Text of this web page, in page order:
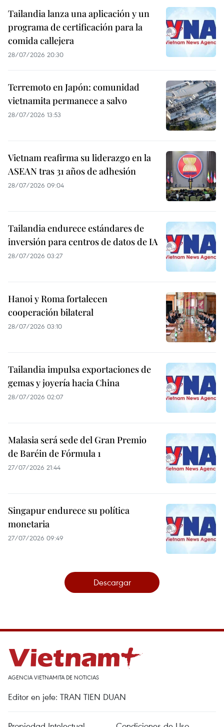
Tailandia lanza una aplicación y un
programa de certificación para la
comida callejera
28/07/2026 20:30
Terremoto en Japón: comunidad
vietnamita permanece a salvo
28/07/2026 13:53
Vietnam reafirma su liderazgo en la
ASEAN tras 31 años de adhesión
28/07/2026 09:04
Tailandia endurece estándares de
inversión para centros de datos de IA
28/07/2026 03:27
Hanoi y Roma fortalecen
cooperación bilateral
28/07/2026 03:10
Tailandia impulsa exportaciones de
gemas y joyería hacia China
28/07/2026 02:07
Malasia será sede del Gran Premio
de Baréin de Fórmula 1
27/07/2026 21:44
Singapur endurece su política
monetaria
27/07/2026 09:49
Descargar
AGENCIA VIETNAMITA DE NOTICIAS
Editor en jefe: TRAN TIEN DUAN